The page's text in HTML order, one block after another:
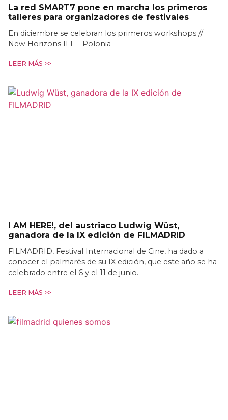
La red SMART7 pone en marcha los primeros
talleres para organizadores de festivales
En diciembre se celebran los primeros workshops //
New Horizons IFF – Polonia
LEER MÁS >>
I AM HERE!, del austriaco Ludwig Wüst,
ganadora de la IX edición de FILMADRID
FILMADRID, Festival Internacional de Cine, ha dado a
conocer el palmarés de su IX edición, que este año se ha
celebrado entre el 6 y el 11 de junio.
LEER MÁS >>